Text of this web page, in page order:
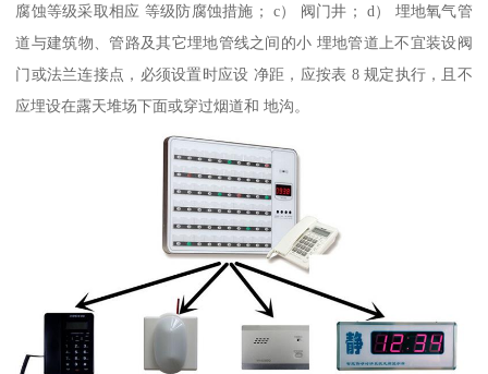
腐蚀等级采取相应 等级防腐蚀措施； c） 阀门井； d） 埋地氧气管
道与建筑物、管路及其它埋地管线之间的小 埋地管道上不宜装设阀
门或法兰连接点，必须设置时应设 净距，应按表 8 规定执行，且不
应埋设在露天堆场下面或穿过烟道和 地沟。